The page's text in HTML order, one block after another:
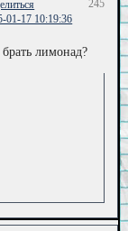
245
01-17 10:19:36
брать лимонад?